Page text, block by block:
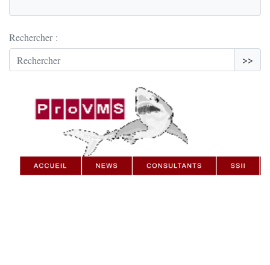
Rechercher :
>>